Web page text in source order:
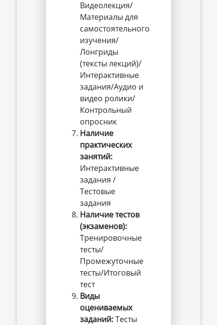
Видеолекция/
Материалы для
самостоятельного
изучения/
Лонгриды
(тексты лекций)/
Интерактивные
задания/Аудио и
видео ролики/
Контрольный
опросник
Наличие
практических
занятий:
Интерактивные
задания /
Тестовые
задания
Наличие тестов
(экзаменов):
Тренировочные
тесты/
Промежуточные
тесты/Итоговый
тест
Виды
оцениваемых
заданий:Тесты